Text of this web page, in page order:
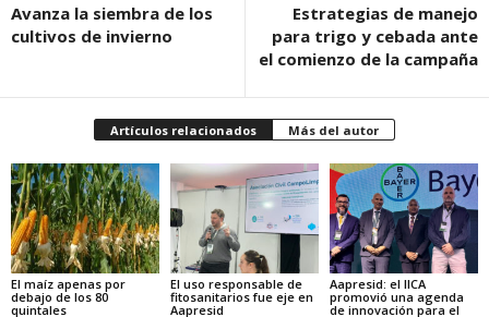
Avanza la siembra de los
cultivos de invierno
Estrategias de manejo
para trigo y cebada ante
el comienzo de la campaña
Artículos relacionados Más del autor
El maíz apenas por
debajo de los 80
quintales
El uso responsable de
fitosanitarios fue eje en
Aapresid
Aapresid: el IICA
promovió una agenda
de innovación para el